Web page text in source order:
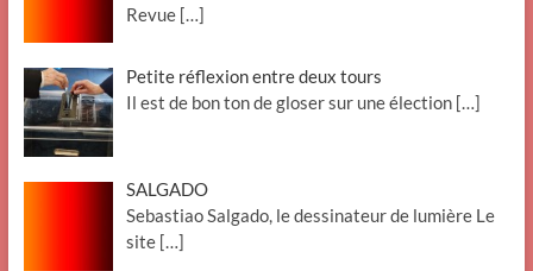
Revue […]
Petite réflexion entre deux tours
Il est de bon ton de gloser sur une élection […]
SALGADO
Sebastiao Salgado, le dessinateur de lumière Le
site […]